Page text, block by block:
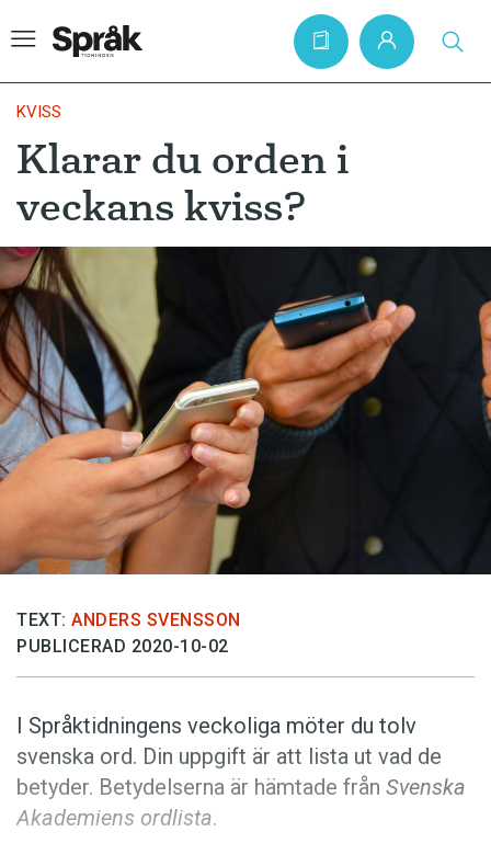
Hem
Artiklar
Krönikor
Språkfrågor
Skrivtips
Bokrecensioner
Kviss
Podden
Anmäl till språkpolisen
Föreslå nyord
Annonsera
Prenumerera
KVISS
Klarar du orden i
veckans kviss?
TEXT: ANDERS SVENSSON
PUBLICERAD 2020-10-02
I Språktidningens veckoliga möter du tolv
svenska ord. Din uppgift är att lista ut vad de
betyder. Betydelserna är hämtade från Svenska
Akademiens ordlista.